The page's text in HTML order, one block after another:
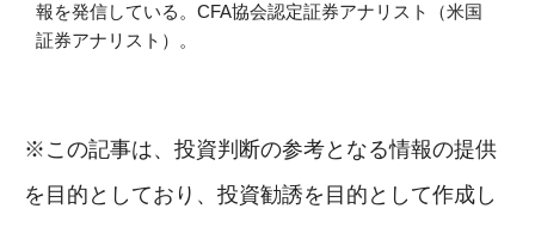
報を発信している。CFA協会認定証券アナリスト（米国
証券アナリスト）。
※この記事は、投資判断の参考となる情報の提供
を目的としており、投資勧誘を目的として作成し